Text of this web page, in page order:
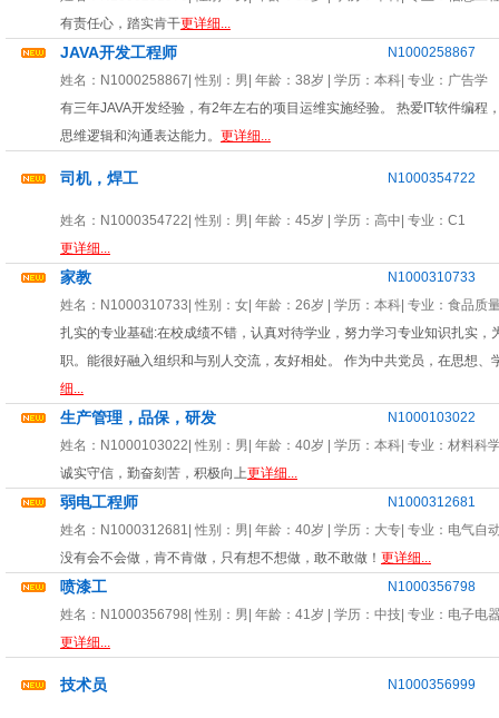
有责任心，踏实肯干更详细...
JAVA开发工程师
N1000258867
姓名： N1000258867 | 性别： 男 | 年龄： 38岁 | 学历：本科| 专业： 广告学
有三年JAVA开发经验，有2年左右的项目运维实施经验。 热爱IT软件编
思维逻辑和沟通表达能力。 更详细...
司机，焊工 N1000354722
姓名： N1000354722 | 性别： 男 | 年龄： 45岁 | 学历：高中| 专业： C1
更详细...
家教
N1000310733
姓名： N1000310733 | 性别： 女 | 年龄： 26岁 | 学历：本科| 专业： 食品质
扎实的专业基础:在校成绩不错，认真对待学业，努力学习专业知识扎实
职。能很好融入组织和与别人交流，友好相处。 作为中共党员，在思想
细...
生产管理，品保，研发
N1000103022
姓名： N1000103022 | 性别： 男 | 年龄： 40岁 | 学历：本科| 专业： 材料科
诚实守信，勤奋刻苦，积极向上更详细...
弱电工程师
N1000312681
姓名： N1000312681 | 性别： 男 | 年龄： 40岁 | 学历：大专| 专业： 电气自
没有会不会做，肯不肯做，只有想不想做，敢不敢做！ 更详细...
喷漆工
N1000356798
姓名： N1000356798 | 性别： 男 | 年龄： 41岁 | 学历：中技| 专业： 电子电
更详细...
技术员 N1000356999